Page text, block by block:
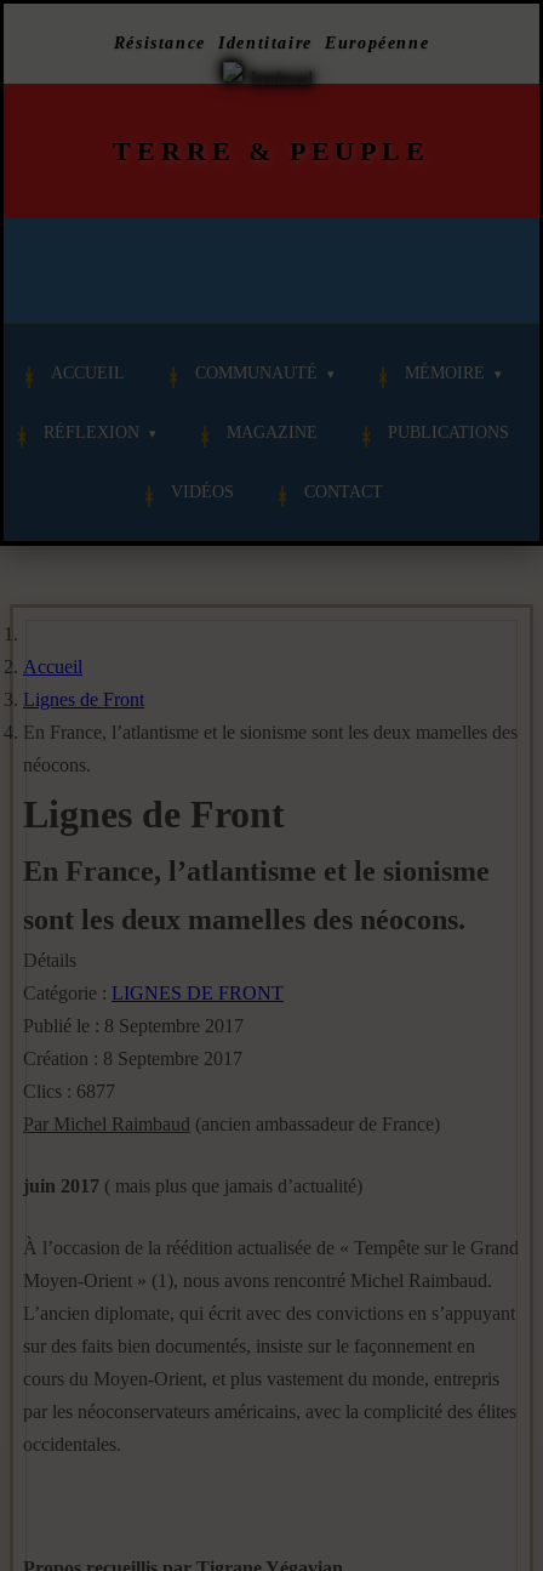
Résistance Identitaire Européenne
TERRE & PEUPLE
ACCUEIL COMMUNAUTÉ MÉMOIRE
RÉFLEXION MAGAZINE PUBLICATIONS
VIDÉOS CONTACT
Accueil
Lignes de Front
En France, l’atlantisme et le sionisme sont les deux mamelles des
néocons.
Lignes de Front
En France, l’atlantisme et le sionisme
sont les deux mamelles des néocons.
Détails
Catégorie : LIGNES DE FRONT
Publié le : 8 Septembre 2017
Création : 8 Septembre 2017
Clics : 6877
Par Michel Raimbaud (ancien ambassadeur de France)
juin 2017 ( mais plus que jamais d’actualité)
À l’occasion de la réédition actualisée de « Tempête sur le Grand
Moyen-Orient » (1), nous avons rencontré Michel Raimbaud.
L’ancien diplomate, qui écrit avec des convictions en s’appuyant
sur des faits bien documentés, insiste sur le façonnement en
cours du Moyen-Orient, et plus vastement du monde, entrepris
par les néoconservateurs américains, avec la complicité des élites
occidentales.